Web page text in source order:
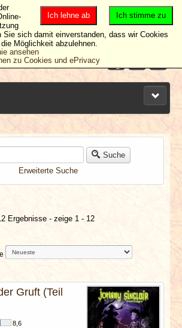
Suche
Erweiterte Suche
Ergebnisse - zeige 1 - 12
Gruft (Teil
8,6
Ich stimme zu
Ich lehne ab
Sie sich damit einverstanden, dass wir Cookies
Möglichkeit abzulehnen.
ansehen
zu Cookies und ePrivacy